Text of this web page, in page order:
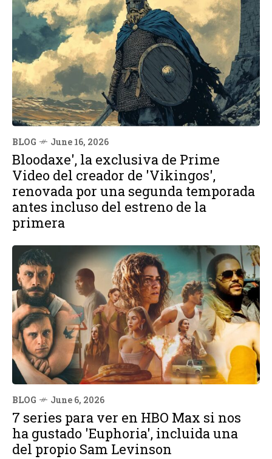
BLOG June 16, 2026
Bloodaxe', la exclusiva de Prime
Video del creador de 'Vikingos',
renovada por una segunda temporada
antes incluso del estreno de la
primera
BLOG June 6, 2026
7 series para ver en HBO Max si nos
ha gustado 'Euphoria', incluida una
del propio Sam Levinson